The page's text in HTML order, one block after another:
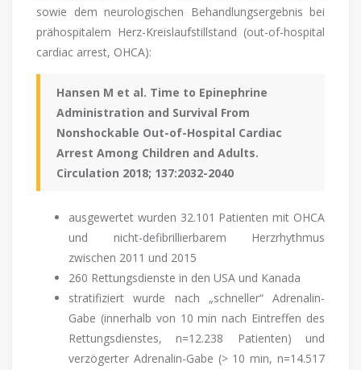
sowie dem neurologischen Behandlungsergebnis bei
prähospitalem Herz-Kreislaufstillstand (out-of-hospital
cardiac arrest, OHCA):
Hansen M et al. Time to Epinephrine
Administration and Survival From
Nonshockable Out-of-Hospital Cardiac
Arrest Among Children and Adults.
Circulation 2018; 137:2032-2040
ausgewertet wurden 32.101 Patienten mit OHCA
und nicht-defibrillierbarem Herzrhythmus
zwischen 2011 und 2015
260 Rettungsdienste in den USA und Kanada
stratifiziert wurde nach „schneller“ Adrenalin-
Gabe (innerhalb von 10 min nach Eintreffen des
Rettungsdienstes, n=12.238 Patienten) und
verzögerter Adrenalin-Gabe (> 10 min, n=14.517